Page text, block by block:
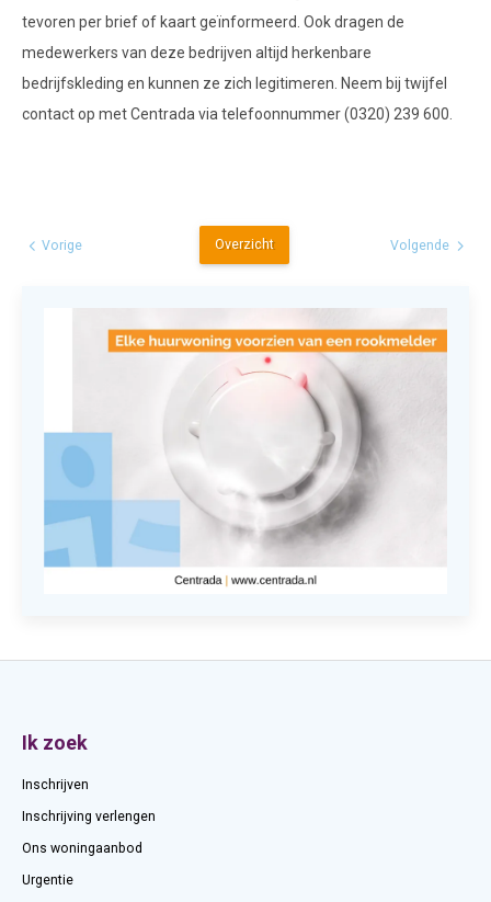
tevoren per brief of kaart geïnformeerd. Ook dragen de
medewerkers van deze bedrijven altijd herkenbare
bedrijfskleding en kunnen ze zich legitimeren. Neem bij twijfel
contact op met Centrada via telefoonnummer (0320) 239 600.
Volgende
Overzicht
Vorige
Contactinformatie
Ik zoek
Inschrijven
Inschrijving verlengen
Ons woningaanbod
Urgentie